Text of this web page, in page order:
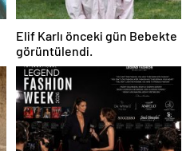
Elif Karlı önceki gün Bebekte
görüntülendi.